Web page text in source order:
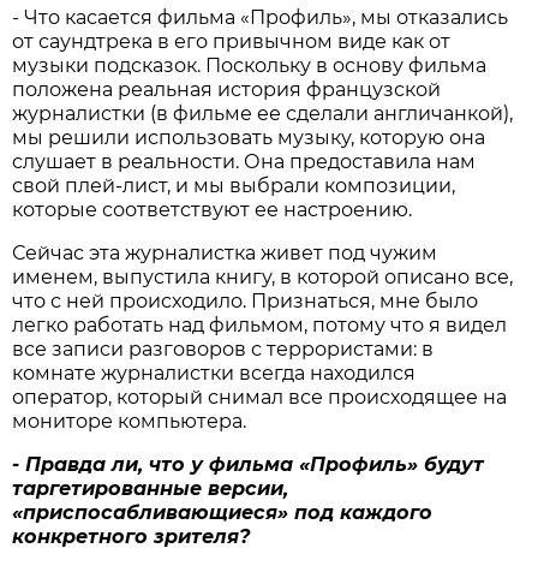
- Что касается фильма «Профиль», мы отказались
от саундтрека в его привычном виде как от
музыки подсказок. Поскольку в основу фильма
положена реальная история французской
журналистки (в фильме ее сделали англичанкой),
мы решили использовать музыку, которую она
слушает в реальности. Она предоставила нам
свой плей-лист, и мы выбрали композиции,
которые соответствуют ее настроению.
Сейчас эта журналистка живет под чужим
именем, выпустила книгу, в которой описано все,
что с ней происходило. Признаться, мне было
легко работать над фильмом, потому что я видел
все записи разговоров с террористами: в
комнате журналистки всегда находился
оператор, который снимал все происходящее на
мониторе компьютера.
- Правда ли, что у фильма «Профиль» будут
таргетированные версии,
«приспосабливающиеся» под каждого
конкретного зрителя?